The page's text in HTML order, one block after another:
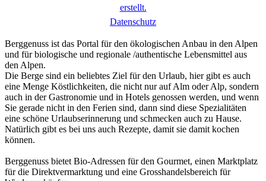
erstellt.
Datenschutz
Berggenuss ist das Portal für den ökologischen Anbau in den Alpen
und für biologische und regionale /authentische Lebensmittel aus
den Alpen.
Die Berge sind ein beliebtes Ziel für den Urlaub, hier gibt es auch
eine Menge Köstlichkeiten, die nicht nur auf Alm oder Alp, sondern
auch in der Gastronomie und in Hotels genossen werden, und wenn
Sie gerade nicht in den Ferien sind, dann sind diese Spezialitäten
eine schöne Urlaubserinnerung und schmecken auch zu Hause.
Natürlich gibt es bei uns auch Rezepte, damit sie damit kochen
können.
Berggenuss bietet Bio-Adressen für den Gourmet, einen Marktplatz
für die Direktvermarktung und eine Grosshandelsbereich für